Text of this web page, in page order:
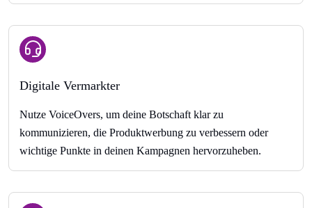
Digitale Vermarkter
Nutze VoiceOvers, um deine Botschaft klar zu
kommunizieren, die Produktwerbung zu verbessern oder
wichtige Punkte in deinen Kampagnen hervorzuheben.